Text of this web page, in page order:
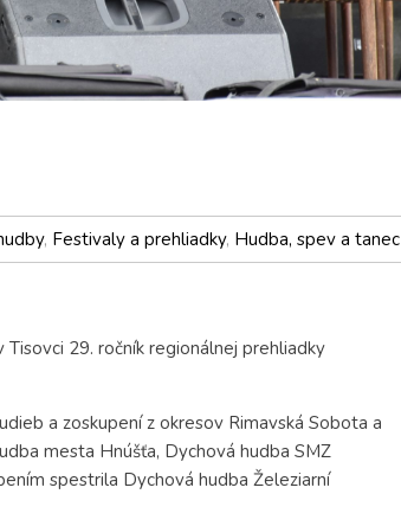
, Festivaly a prehliadky, Hudba, spev a tanec
29. ročník regionálnej prehliadky
a zoskupení z okresov Rimavská Sobota a
mesta Hnúšťa, Dychová hudba SMZ
spestrila Dychová hudba Železiarní